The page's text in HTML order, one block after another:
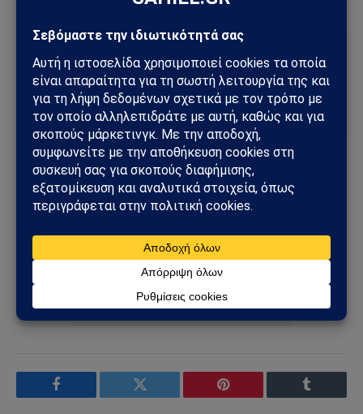
Ακολούθησε το Sahiel στο Google News
Πρόσθεσε το Sahiel ως προτιμώμενη πηγή για να λαμβάνεις
πρώτος τις σημαντικότερες ειδήσεις και αναλύσεις.
Add as a preferred source
Ανδρουλάκης Μητσοτάκης Νότης Μαριάς
Ακολουθήστε στο Instagram
Ακολουθήστε στο YouTube
Facebook Twitter Pinterest Tumblr